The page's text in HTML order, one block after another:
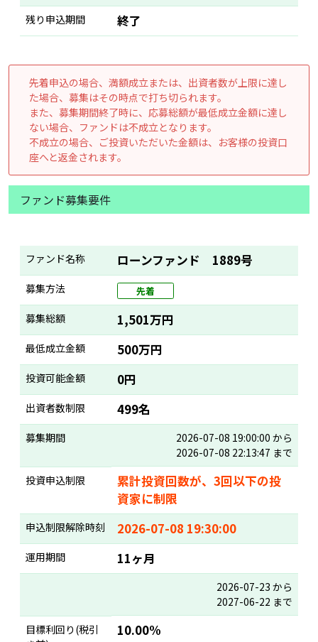
残り申込期間 終了
先着申込の場合、満額成立または、出資者数が上限に達し
た場合、募集はその時点で打ち切られます。
また、募集期間終了時に、応募総額が最低成立金額に達し
ない場合、ファンドは不成立となります。
不成立の場合、ご投資いただいた金額は、お客様の投資口
座へと返金されます。
ファンド募集要件
ファンド名称 ローンファンド 1889号
募集方法 先着
募集総額 1,501万円
最低成立金額 500万円
投資可能金額 0円
出資者数制限 499名
募集期間
2026-07-08 19:00:00 から
2026-07-08 22:13:47 まで
投資申込制限
累計投資回数が、3回以下の投
資家に制限
申込制限解除時刻 2026-07-08 19:30:00
運用期間 11ヶ月
2026-07-23 から
2027-06-22 まで
目標利回り(税引
10.00%